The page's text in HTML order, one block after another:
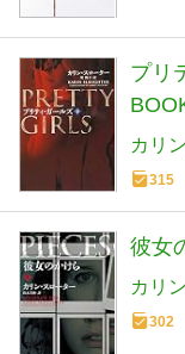
プリ
カリ
315
彼女
カリ
302